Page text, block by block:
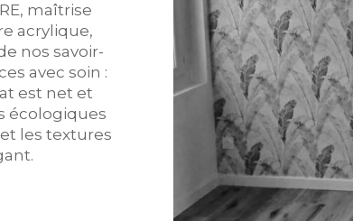
maîtrise
acrylique,
nos savoir-
avec soin :
est net et
écologiques
les textures